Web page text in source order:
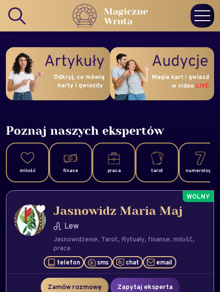
Poznaj naszych ekspertów
miłość finase praca tarot numerologia
Jasnowidz Maria Maj
Lew
Jasnowidzenie Tarot Rytuały finanse milość
praca
telefon sms chat email
Zamów rozmowę Zapytaj eksperta